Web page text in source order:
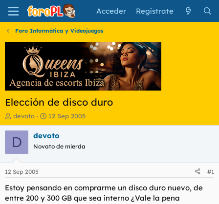
Acceder Regístrate
Foro Informática y Videojuegos
Elección de disco duro
I
n
i
a
d
o
r
d
devoto
F
e
c
a
i
n
i
12 Sep 2005
D devoto
Novato de mierda
12 Sep 2005 #1
Estoy pensando en comprarme un disco duro nuevo, de
entre 200 y 300 GB que sea interno ¿Vale la pena